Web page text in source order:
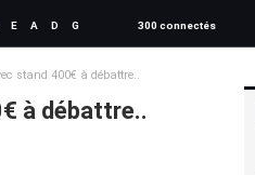
E A D G 300 connectés
stand 400€ à débattre..
à débattre..